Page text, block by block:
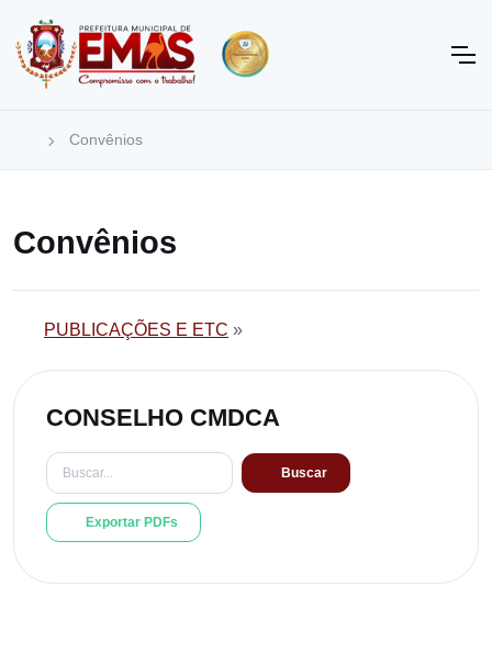
Convênios
Convênios
PUBLICAÇÕES E ETC »
CONSELHO CMDCA
Buscar
Exportar PDFs